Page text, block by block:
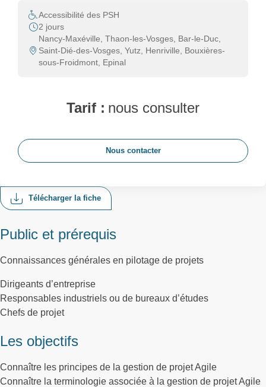
Télécharger la fiche
Public et prérequis
Connaissances générales en pilotage de projets
Dirigeants d’entreprise
Responsables industriels ou de bureaux d’études
Chefs de projet
Les objectifs
Connaître les principes de la gestion de projet Agile
Connaître la terminologie associée à la gestion de projet Agile
Accessibilité des PSH
2 jours
Nancy-Maxéville, Thaon-les-Vosges, Bar-le-Duc,
Saint-Dié-des-Vosges, Yutz, Henriville, Bouxières-
sous-Froidmont, Epinal
Tarif : nous consulter
Nous contacter